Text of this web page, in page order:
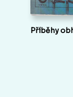
Příběhy